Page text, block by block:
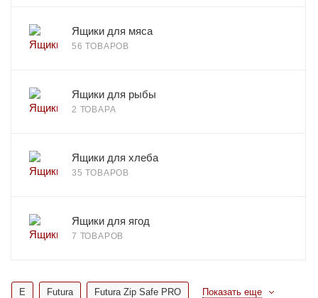
Ящики для мяса
56 ТОВАРОВ
Ящики для рыбы
2 ТОВАРА
Ящики для хлеба
35 ТОВАРОВ
Ящики для ягод
7 ТОВАРОВ
E Futura Futura Zip Safe PRO Показать еще